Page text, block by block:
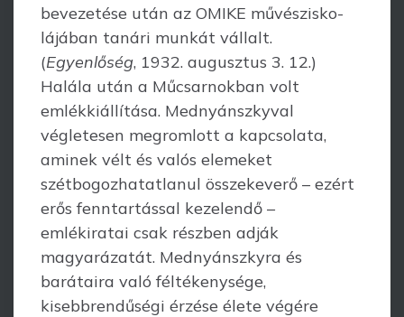
bevezetése után az OMIKE művészisko­
lájában tanári munkát vállalt.
(Egyenlőség, 1932. augusztus 3. 12.)
Halála után a Műcsarnokban volt
emlékkiállítása. Mednyánszkyval
végletesen megromlott a kap­cso­lata,
aminek vélt és valós elemeket
szétbogozhatatlanul összekeverő – ezért
erős fenntartással kezelendő –
emlékiratai csak részben adják
magyarázatát. Mednyánsz­kyra és
barátaira való féltékenysége,
kisebbrendűségi érzése élete végére